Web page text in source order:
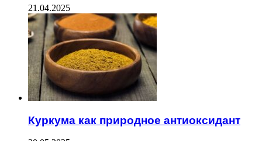
21.04.2025
Куркума как природное антиоксидант